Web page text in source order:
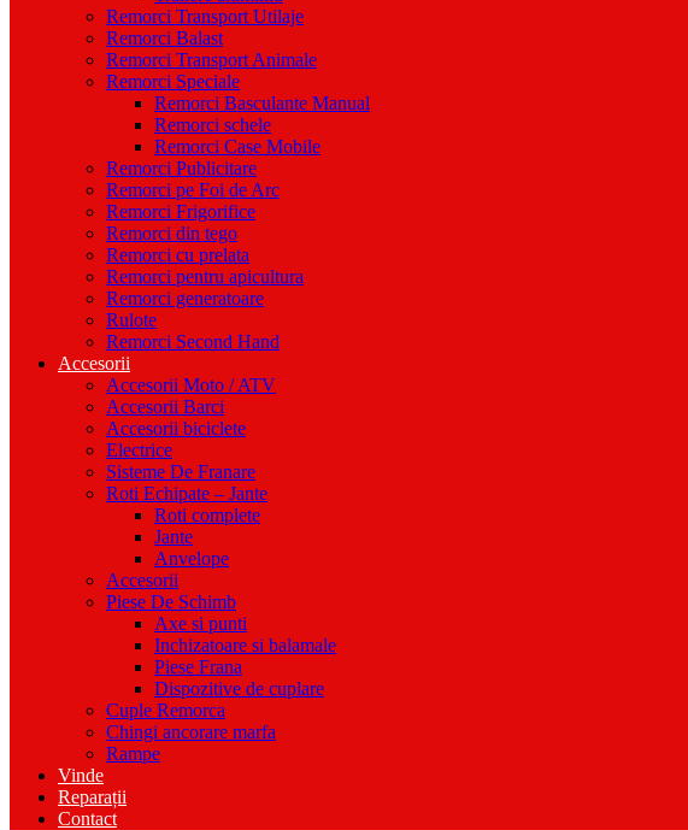
Remorci Transport Utilaje
Remorci Balast
Remorci Transport Animale
Remorci Speciale
Remorci Basculante Manual
Remorci schele
Remorci Case Mobile
Remorci Publicitare
Remorci pe Foi de Arc
Remorci Frigorifice
Remorci din tego
Remorci cu prelata
Remorci pentru apicultura
Remorci generatoare
Rulote
Remorci Second Hand
Accesorii
Accesorii Moto / ATV
Accesorii Barci
Accesorii biciclete
Electrice
Sisteme De Franare
Roti Echipate – Jante
Roti complete
Jante
Anvelope
Accesorii
Piese De Schimb
Axe si punti
Inchizatoare si balamale
Piese Frana
Dispozitive de cuplare
Cuple Remorca
Chingi ancorare marfa
Rampe
Vinde
Reparații
Contact